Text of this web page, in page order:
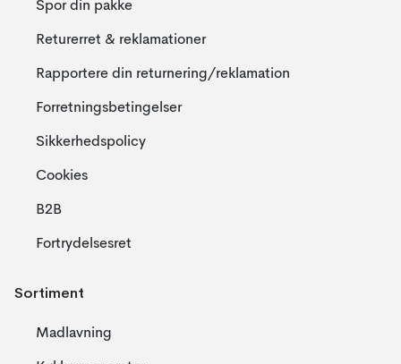
Spor din pakke
Returerret & reklamationer
Rapportere din returnering/reklamation
Forretningsbetingelser
Sikkerhedspolicy
Cookies
B2B
Fortrydelsesret
Sortiment
Madlavning